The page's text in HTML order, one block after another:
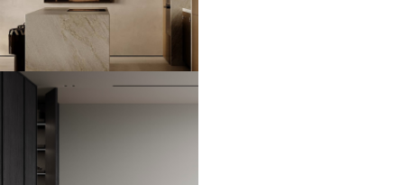
ЖК Достижение